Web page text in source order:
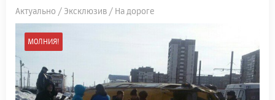
Актуально / Эксклюзив / На дороге
МОЛНИЯ!